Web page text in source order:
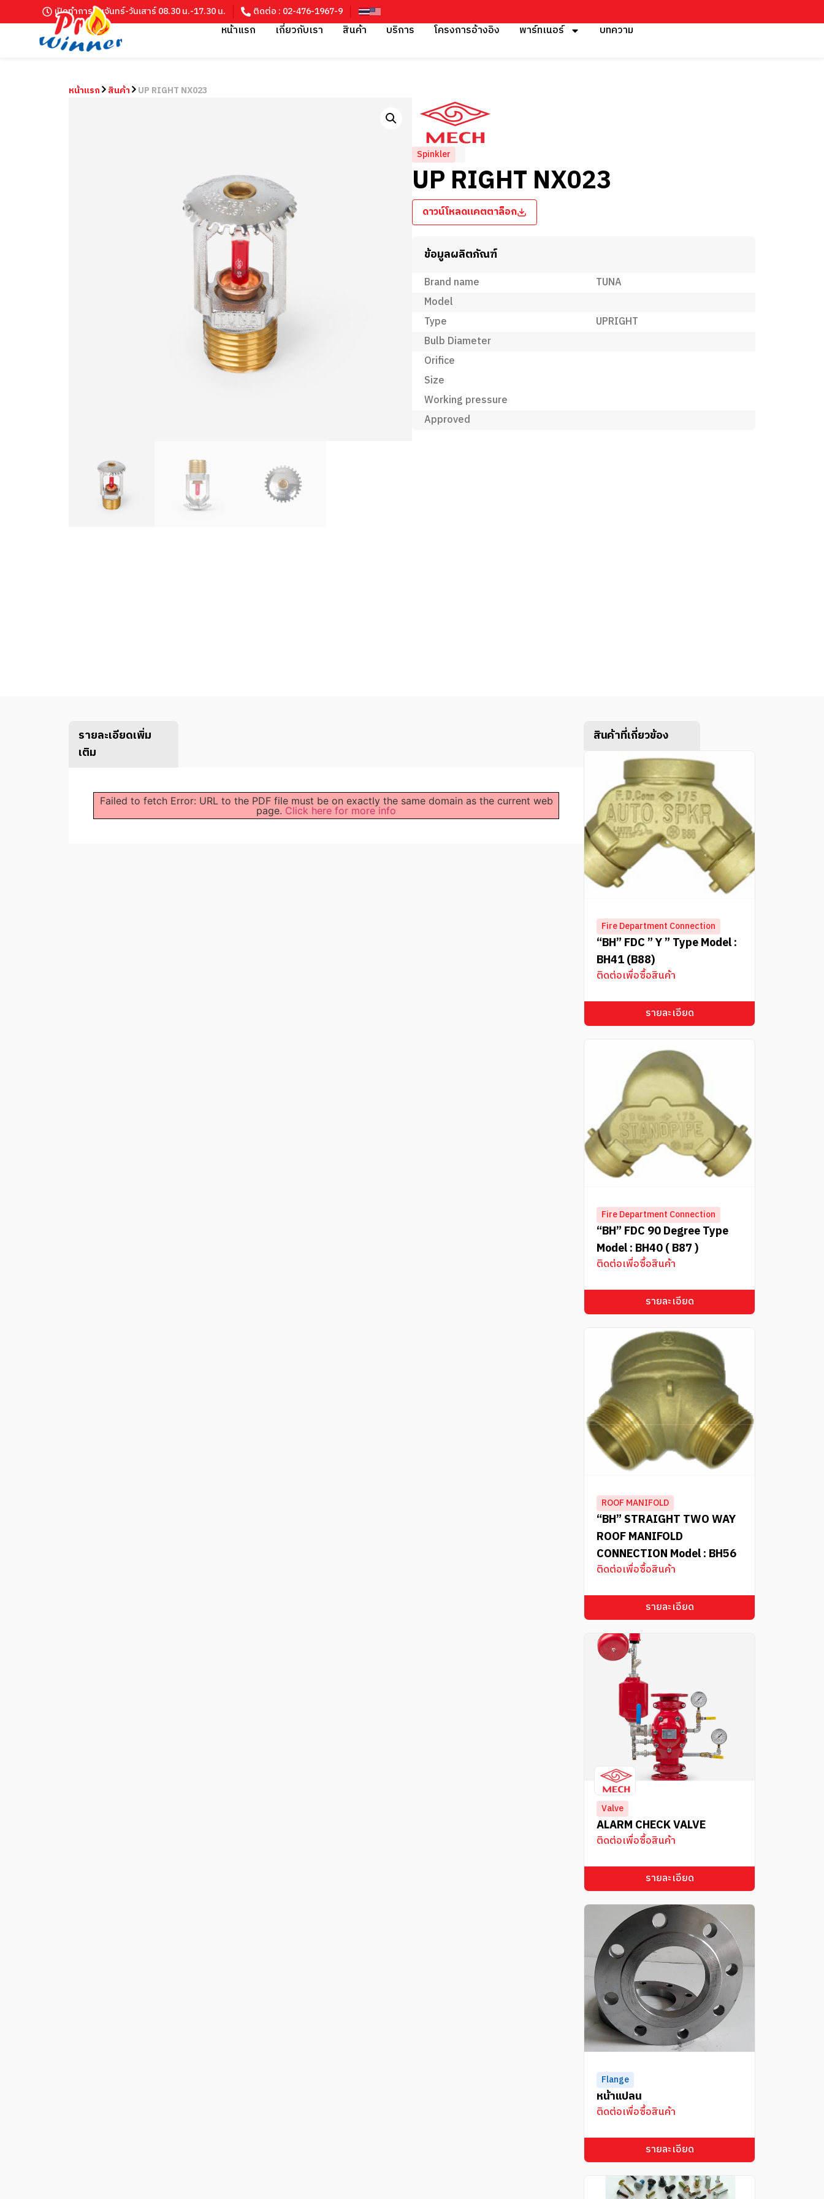
เปิดทำการ วันจันทร์-วันเสาร์ 08.30 น.-17.30 น. ติดต่อ : 02-476-1967-9
หน้าแรก เกี่ยวกับเรา สินค้า บริการ โครงการอ้างอิง พาร์ทเนอร์ บทความ
หน้าแรก สินค้า UP RIGHT NX023
Spinkler
UP RIGHT NX023
ดาวน์โหลดแคตตาล็อก
ข้อมูลผลิตภัณฑ์
Brand name
TUNA
Model
Type
UPRIGHT
Bulb Diameter
Orifice
Size
Working pressure
Approved
รายละเอียดเพิ่ม
เติม
Failed to fetch Error: URL to the PDF file must be on exactly the same domain as the current web
page. Click here for more info
สินค้าที่เกี่ยวข้อง
Fire Department Connection
“BH” FDC ” Y ” Type Model :
BH41 (B88)
ติดต่อเพื่อซื้อสินค้า
รายละเอียด
Fire Department Connection
“BH” FDC 90 Degree Type
Model : BH40 ( B87 )
ติดต่อเพื่อซื้อสินค้า
รายละเอียด
ROOF MANIFOLD
“BH” STRAIGHT TWO WAY
ROOF MANIFOLD
CONNECTION Model : BH56
ติดต่อเพื่อซื้อสินค้า
รายละเอียด
Valve
ALARM CHECK VALVE
ติดต่อเพื่อซื้อสินค้า
รายละเอียด
Flange
หน้าแปลน
ติดต่อเพื่อซื้อสินค้า
รายละเอียด